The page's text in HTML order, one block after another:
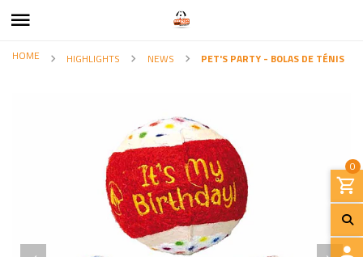
0
HOME HIGHLIGHTS NEWS PET'S PARTY - BOLAS DE TÉNIS